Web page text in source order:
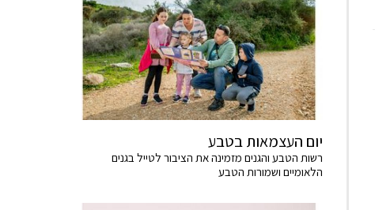
יום העצמאות בטבע
רשות הטבע והגנים מזמינה את הציבור לטייל בגנים
הלאומיים ושמורות הטבע